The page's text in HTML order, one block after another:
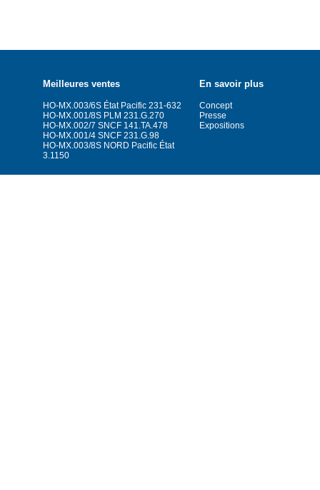
Meilleures ventes
HO-MX.003/6S État Pacific 231-632
HO-MX.001/8S PLM 231.G.270
HO-MX.002/7 SNCF 141.TA.478
HO-MX.001/4 SNCF 231.G.98
HO-MX.003/8S NORD Pacific État
3.1150
En savoir plus
Concept
Presse
Expositions